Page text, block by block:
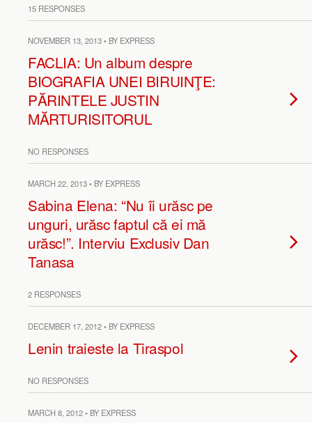
15 RESPONSES
NOVEMBER 13, 2013 • BY EXPRESS
FACLIA: Un album despre
BIOGRAFIA UNEI BIRUINŢE:
PĂRINTELE JUSTIN
MĂRTURISITORUL
NO RESPONSES
MARCH 22, 2013 • BY EXPRESS
Sabina Elena: “Nu îi urăsc pe
unguri, urăsc faptul că ei mă
urăsc!”. Interviu Exclusiv Dan
Tanasa
2 RESPONSES
DECEMBER 17, 2012 • BY EXPRESS
Lenin traieste la Tiraspol
NO RESPONSES
MARCH 8, 2012 • BY EXPRESS